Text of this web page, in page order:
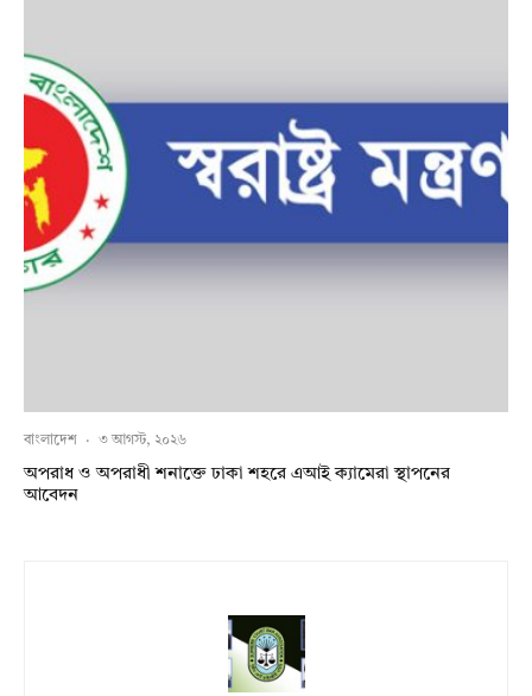
বাংলাদেশ · ৩ আগস্ট, ২০২৬
অপরাধ ও অপরাধী শনাক্তে ঢাকা শহরে এআই ক্যামেরা স্থাপনের
আবেদন